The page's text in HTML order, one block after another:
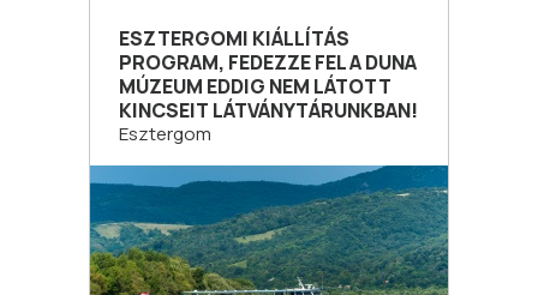
ESZTERGOMI KIÁLLÍTÁS
PROGRAM, FEDEZZE FEL A DUNA
MÚZEUM EDDIG NEM LÁTOTT
KINCSEIT LÁTVÁNYTÁRUNKBAN!
Esztergom